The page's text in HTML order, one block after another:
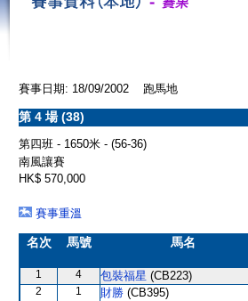
賽事日期: 18/09/2002 跑馬地
第 4 場 (38)
第四班 - 1650米 - (56-36)
南風讓賽
HK$ 570,000
賽事重溫
名次 馬號 馬名
1 4 包裝福星 (CB223)
2 1 財勝 (CB395)